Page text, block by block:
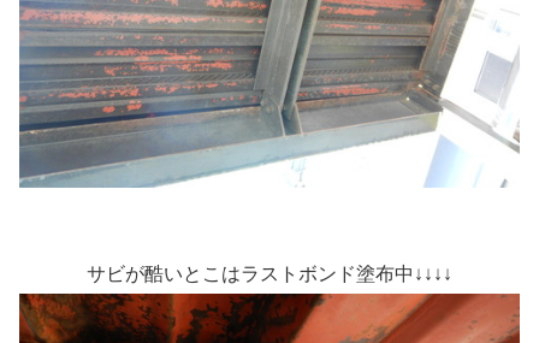
サビが酷いとこはラストボンド塗布中↓↓↓↓